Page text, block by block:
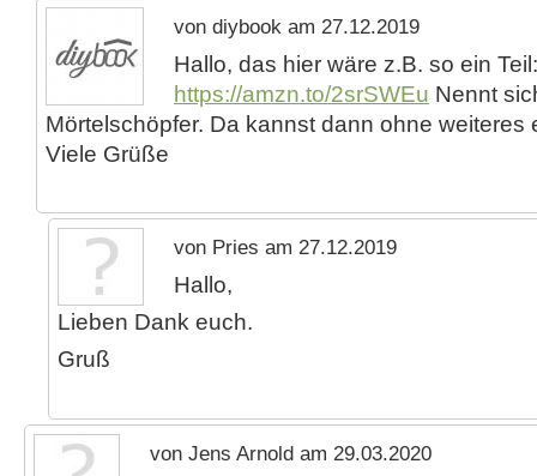
von diybook am 27.12.2019
Hallo, das hier wäre z.B. so ein Teil:
https://amzn.to/2srSWEu Nennt
Mörtelschöpfer. Da kannst dann ohne weiteres
Viele Grüße
von Pries am 27.12.2019
Hallo,
Lieben Dank euch.
Gruß
von Jens Arnold am 29.03.2020